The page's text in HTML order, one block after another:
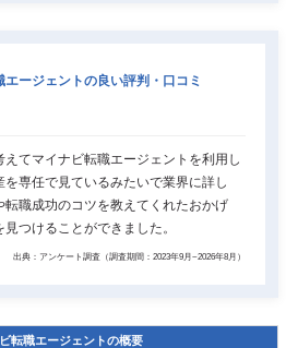
エージェントの良い評判・口コミ
てマイナビ転職エージェントを利用し
を専任で見ているみたいで業界に詳し
転職成功のコツを教えてくれたおかげ
つけることができました。
出典：アンケート調査（調査期間：2023年9月~2026年8月）
転職エージェントの概要